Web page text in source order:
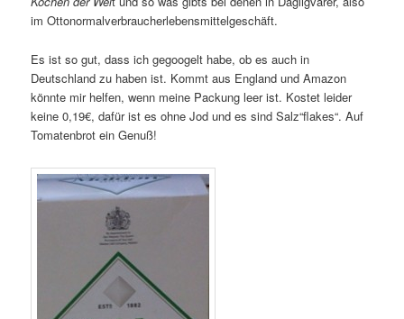
im Ottonormalverbraucherlebensmittelgeschäft.
Es ist so gut, dass ich gegoogelt habe, ob es auch in
Deutschland zu haben ist. Kommt aus England und Amazon
könnte mir helfen, wenn meine Packung leer ist. Kostet leider
keine 0,19€, dafür ist es ohne Jod und es sind Salz“flakes“. Auf
Tomatenbrot ein Genuß!